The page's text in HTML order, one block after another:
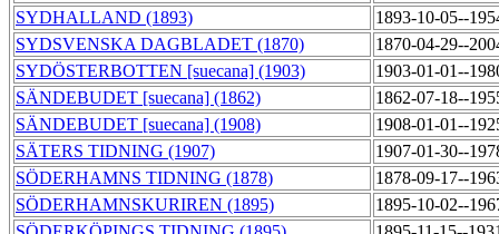
SYDHALLAND (1893)
1893-10-05--
SYDSVENSKA DAGBLADET (1870)
1870-04-29--
SYDÖSTERBOTTEN [suecana] (1903)
1903-01-01--
SÄNDEBUDET [suecana] (1862)
1862-07-18--
SÄNDEBUDET [suecana] (1908)
1908-01-01--
SÄTERS TIDNING (1907)
1907-01-30--
SÖDERHAMNS TIDNING (1878)
1878-09-17--
SÖDERHAMNSKURIREN (1895)
1895-10-02--